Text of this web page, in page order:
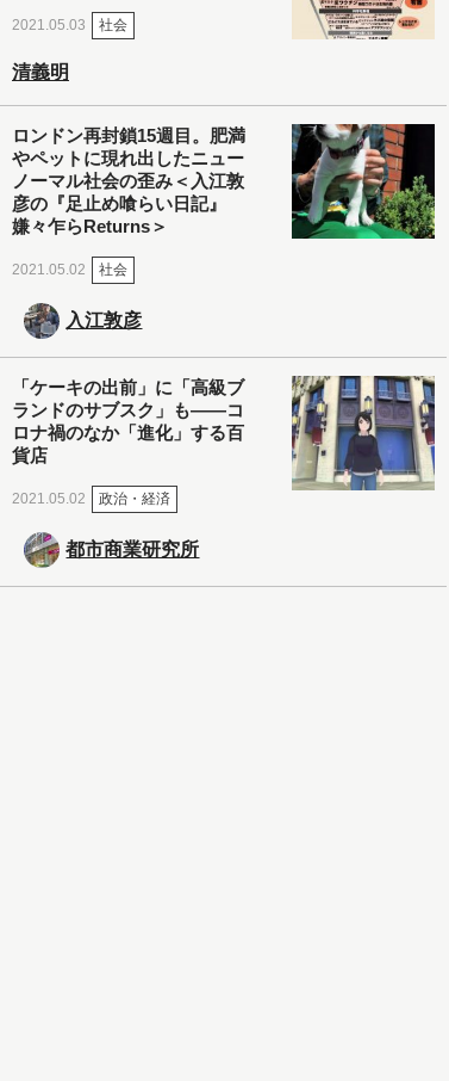
2021.05.03 社会
清義明
ロンドン再封鎖15週目。肥満
やペットに現れ出したニュー
ノーマル社会の歪み＜入江敦
彦の『足止め喰らい日記』
嫌々乍らReturns＞
2021.05.02 社会
入江敦彦
「ケーキの出前」に「高級ブ
ランドのサブスク」も――コ
ロナ禍のなか「進化」する百
貨店
2021.05.02 政治・経済
都市商業研究所